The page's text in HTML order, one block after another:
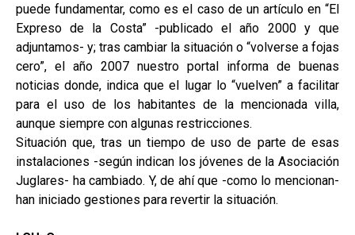
puede fundamentar, como es el caso de un artículo en “El
Expreso de la Costa” -publicado el año 2000 y que
adjuntamos- y; tras cambiar la situación o “volverse a fojas
cero”, el año 2007 nuestro portal informa de buenas
noticias donde, indica que el lugar lo “vuelven” a facilitar
para el uso de los habitantes de la mencionada villa,
aunque siempre con algunas restricciones.
Situación que, tras un tiempo de uso de parte de esas
instalaciones -según indican los jóvenes de la Asociación
Juglares- ha cambiado. Y, de ahí que -como lo mencionan-
han iniciado gestiones para revertir la situación.